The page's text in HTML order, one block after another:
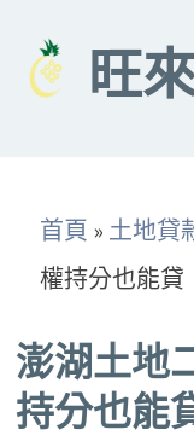
content
旺
首頁 » 土地貸
權持分也能貸
澎湖土地
持分也能